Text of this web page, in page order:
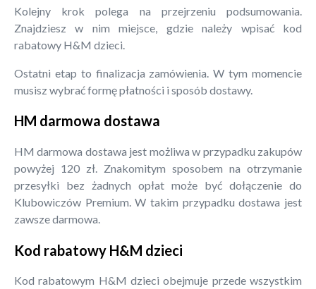
Kolejny krok polega na przejrzeniu podsumowania.
Znajdziesz w nim miejsce, gdzie należy wpisać kod
rabatowy H&M dzieci.
Ostatni etap to finalizacja zamówienia. W tym momencie
musisz wybrać formę płatności i sposób dostawy.
HM darmowa dostawa
HM darmowa dostawa jest możliwa w przypadku zakupów
powyżej 120 zł. Znakomitym sposobem na otrzymanie
przesyłki bez żadnych opłat może być dołączenie do
Klubowiczów Premium. W takim przypadku dostawa jest
zawsze darmowa.
Kod rabatowy H&M dzieci
Kod rabatowym H&M dzieci obejmuje przede wszystkim